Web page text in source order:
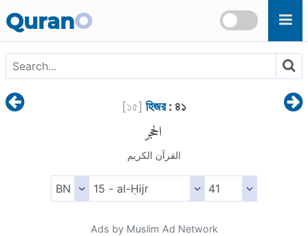
QuranO
[১৫] হিজর: ৪১
الحجر
القرآن الكريم
Ads by Muslim Ad Network